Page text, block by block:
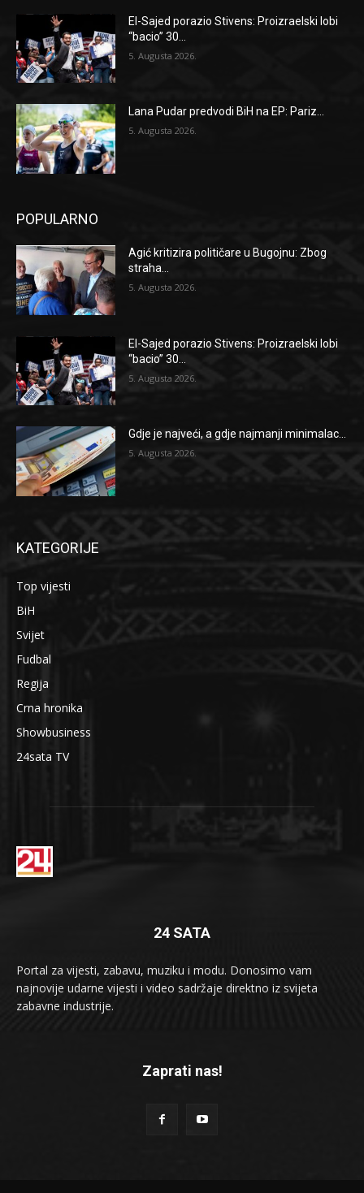
El-Sajed porazio Stivens: Proizraelski lobi
“bacio” 30...
5. Augusta 2026.
Lana Pudar predvodi BiH na EP: Pariz...
5. Augusta 2026.
POPULARNO
Agić kritizira političare u Bugojnu: Zbog
straha...
5. Augusta 2026.
El-Sajed porazio Stivens: Proizraelski lobi
“bacio” 30...
5. Augusta 2026.
Gdje je najveći, a gdje najmanji minimalac...
5. Augusta 2026.
KATEGORIJE
Top vijesti
BiH
Svijet
Fudbal
Regija
Crna hronika
Showbusiness
24sata TV
24 SATA
Portal za vijesti, zabavu, muziku i modu. Donosimo vam
najnovije udarne vijesti i video sadržaje direktno iz svijeta
zabavne industrije.
Zaprati nas!